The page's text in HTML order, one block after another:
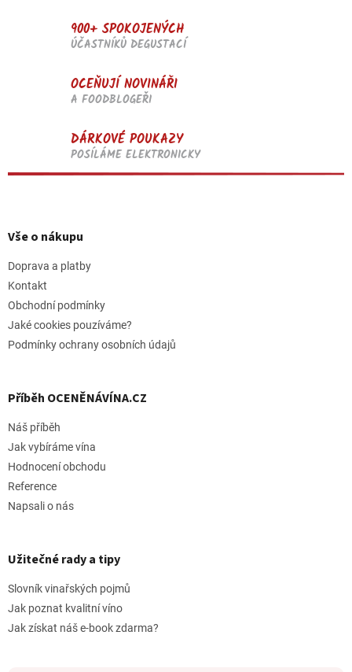
900+ SPOKOJENÝCH
ÚČASTNÍKŮ DEGUSTACÍ
OCEŇUJÍ NOVINÁŘI
A FOODBLOGEŘI
DÁRKOVÉ POUKAZY
POSÍLÁME ELEKTRONICKY
pVše o nákupu
Doprava a platby
Kontakt
Obchodní podmínky
Jaké cookies pouzíváme?
Podmínky ochrany osobních údajů
Příběh OCENĚNÁVÍNA.CZ
Náš příběh
Jak vybíráme vína
Hodnocení obchodu
Reference
Napsali o nás
Užitečné rady a tipy
Slovník vinařských pojmů
Jak poznat kvalitní víno
Jak získat náš e-book zdarma?